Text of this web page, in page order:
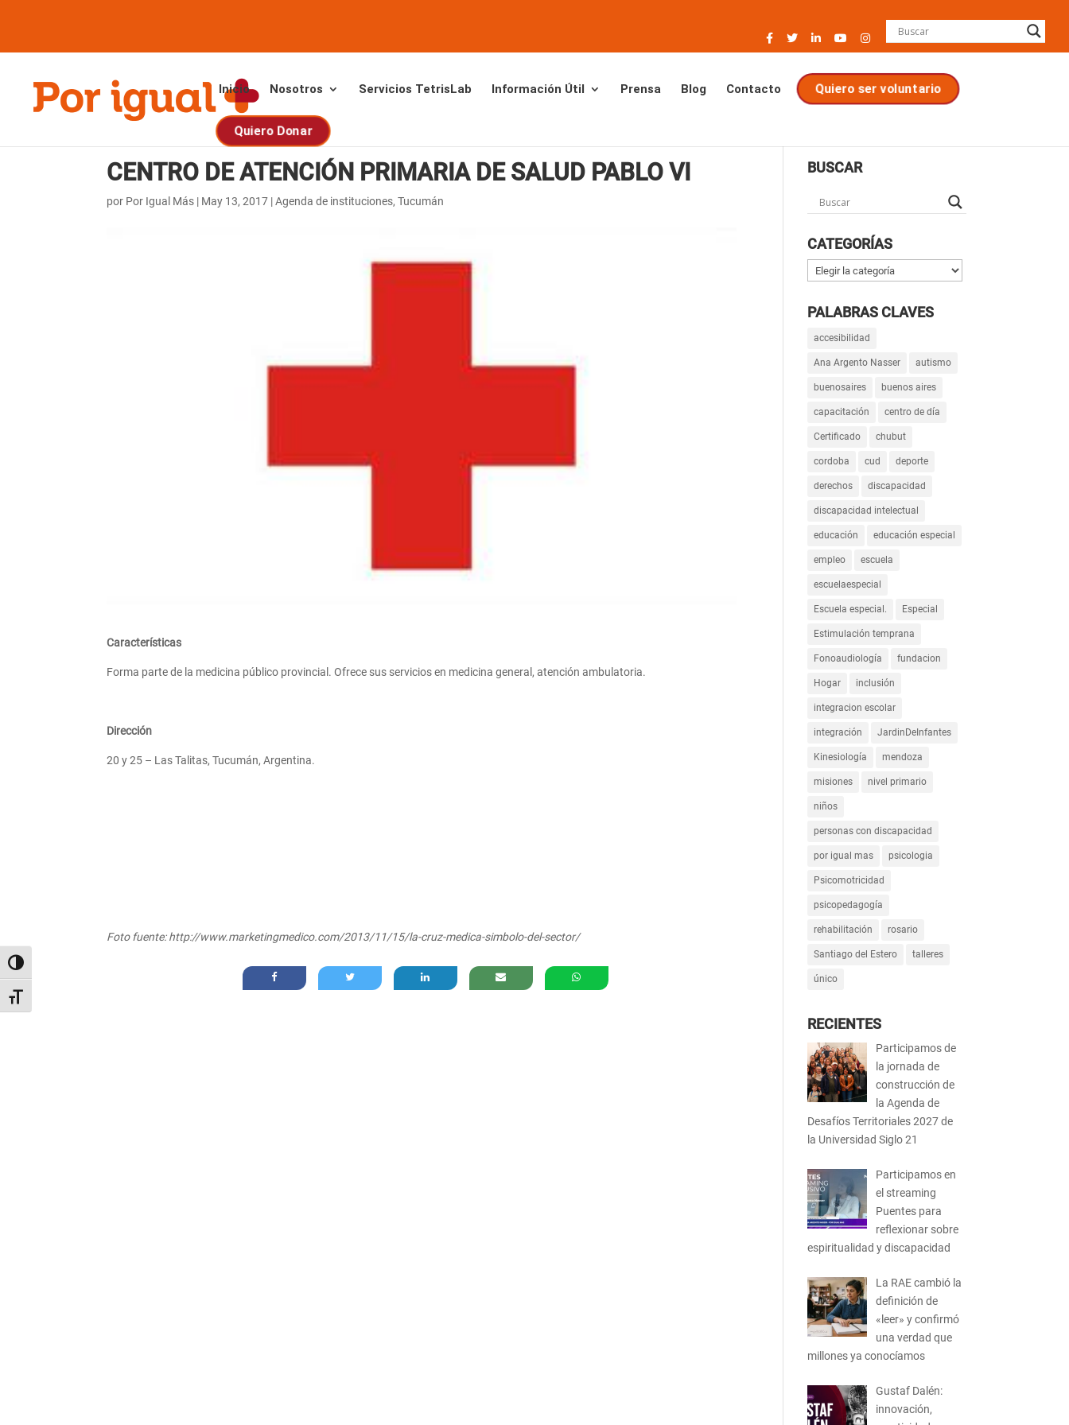
Alternar alto contraste
Alternar tamaño de letra
Inicio Nosotros Servicios TetrisLab Información Útil Prensa Blog Contacto Quiero ser voluntario
Quiero Donar
CENTRO DE ATENCIÓN PRIMARIA DE SALUD PABLO VI
por Por Igual Más | May 13, 2017 |Agenda de instituciones,Tucumán
Características
Forma parte de la medicina público provincial. Ofrece sus servicios en medicina general, atención ambulatoria.
Dirección
20 y 25 – Las Talitas, Tucumán, Argentina.
Foto fuente: http://www.marketingmedico.com/2013/11/15/la-cruz-medica-simbolo-del-sector/
BUSCAR
CATEGORÍAS
Categorías
PALABRAS CLAVES
accesibilidad
Ana Argento Nasser autismo
buenosaires buenos aires
capacitación centro de día
Certificado chubut
cordoba cud deporte
derechos discapacidad
discapacidad intelectual
educación educación especial
empleo escuela
escuelaespecial
Escuela especial. Especial
Estimulación temprana
Fonoaudiología fundacion
Hogar inclusión
integracion escolar
integración JardinDeInfantes
Kinesiología mendoza
misiones nivel primario
niños
personas con discapacidad
por igual mas psicologia
Psicomotricidad
psicopedagogía
rehabilitación rosario
Santiago del Estero talleres
único
RECIENTES
Participamos de
la jornada de
construcción de
la Agenda de
Desafíos Territoriales 2027 de
la Universidad Siglo 21
Participamos en
el streaming
Puentes para
reflexionar sobre
espiritualidad y discapacidad
La RAE cambió la
definición de
«leer» y confirmó
una verdad que
millones ya conocíamos
Gustaf Dalén:
innovación,